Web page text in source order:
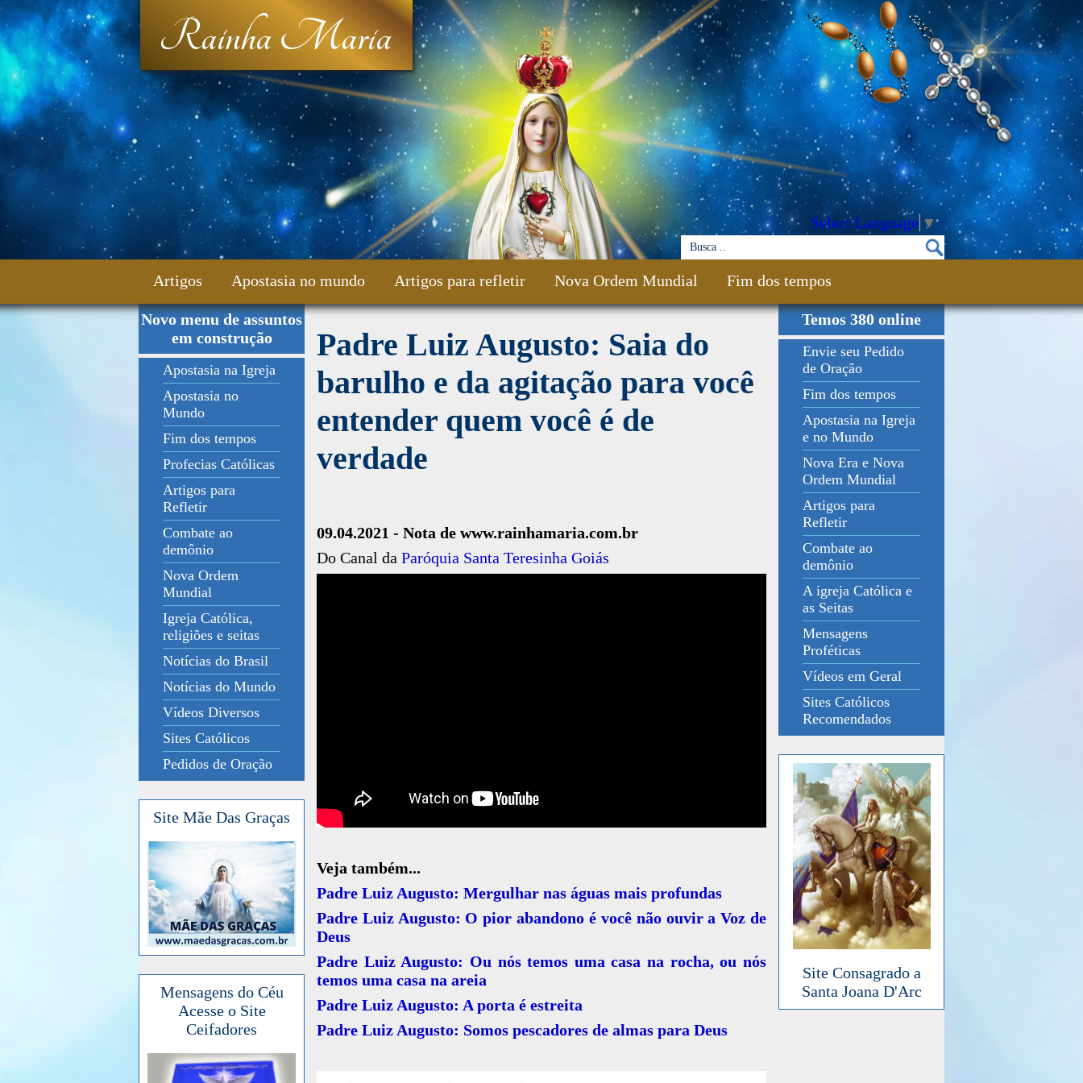
Rainha Maria
Select Language ▼
Artigos Apostasia no mundo Artigos para refletir Nova Ordem Mundial Fim dos tempos
Fale Conosco
Novo menu de assuntos
em construção
Apostasia na Igreja
Apostasia no
Mundo
Fim dos tempos
Profecias Católicas
Artigos para
Refletir
Combate ao
demônio
Nova Ordem
Mundial
Igreja Católica,
religiões e seitas
Notícias do Brasil
Notícias do Mundo
Vídeos Diversos
Sites Católicos
Pedidos de Oração
Site Mãe Das Graças
Mensagens do Céu
Acesse o Site
Ceifadores
Padre Luiz Augusto: Saia do
barulho e da agitação para você
entender quem você é de
verdade
09.04.2021 - Nota de www.rainhamaria.com.br
Do Canal da Paróquia Santa Teresinha Goiás
Veja também...
Padre Luiz Augusto: Mergulhar nas águas mais profundas
Padre Luiz Augusto: O pior abandono é você não ouvir a Voz de
Deus
Padre Luiz Augusto: Ou nós temos uma casa na rocha, ou nós
temos uma casa na areia
Padre Luiz Augusto: A porta é estreita
Padre Luiz Augusto: Somos pescadores de almas para Deus
Temos 380 online
Envie seu Pedido
de Oração
Fim dos tempos
Apostasia na Igreja
e no Mundo
Nova Era e Nova
Ordem Mundial
Artigos para
Refletir
Combate ao
demônio
A igreja Católica e
as Seitas
Mensagens
Proféticas
Vídeos em Geral
Sites Católicos
Recomendados
Site Consagrado a
Santa Joana D'Arc